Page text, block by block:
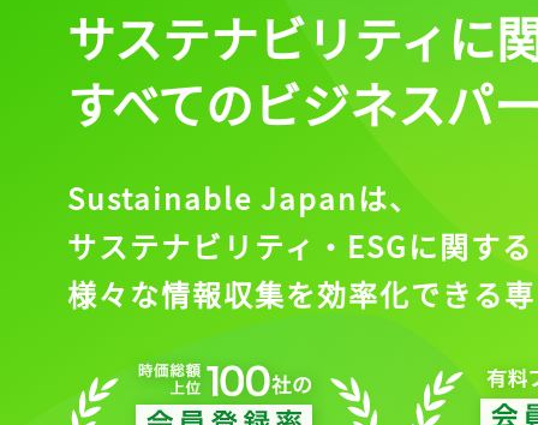
サステナビリティに
すべてのビジネスパ
Sustainable Japanは、
サステナビリティ・ESGに関する
様々な情報収集を効率化できる